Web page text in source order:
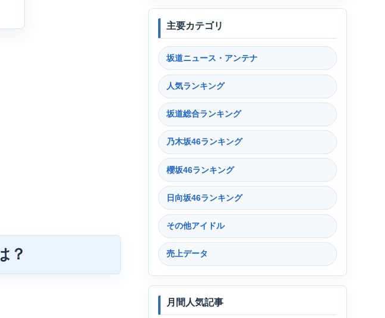
？
主要カテゴリ
坂道ニュース・アンテナ
人気ランキング
坂道総合ランキング
乃木坂46ランキング
櫻坂46ランキング
日向坂46ランキング
その他アイドル
売上データ
月間人気記事